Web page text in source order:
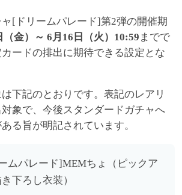
[ドリームパレード]第2弾の開催期
（金）～ 6月16日（火）10:59 までで
ードの排出に期待できる設定とな
下記のとおりです。表記のレアリ
象で、今後スタンダードガチャへ
る旨が明記されています。
パレード]MEMちょ（ピックア
下ろし衣装）